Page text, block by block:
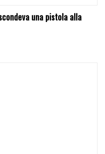
una pistola alla